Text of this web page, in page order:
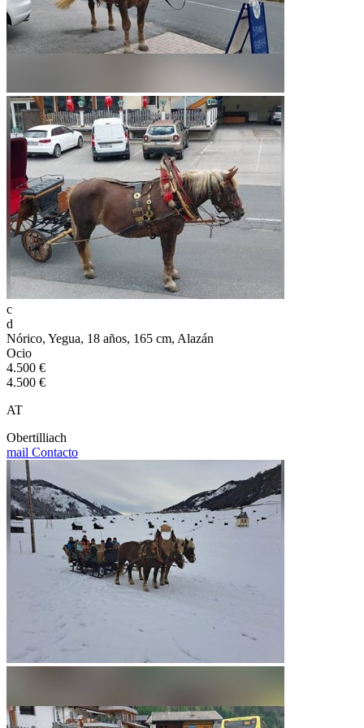
c
d
Nórico, Yegua, 18 años, 165 cm, Alazán
Ocio
4.500 €
4.500 €
AT
Obertilliach
mail Contacto